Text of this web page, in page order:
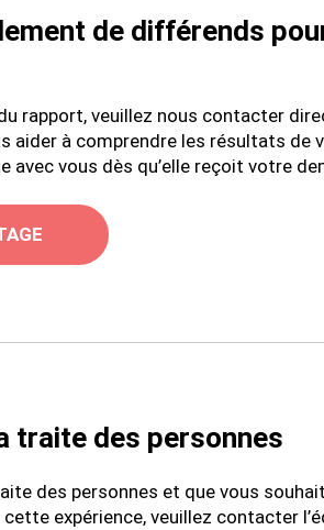
de différends
rapport, veuillez nous contacter
aider à comprendre les résultats de
avec vous dès qu’elle reçoit votre
traite des personnes
des personnes et que vous
expérience, veuillez contacter